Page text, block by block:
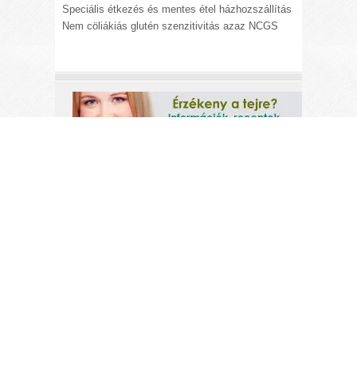
Speciális étkezés és mentes étel házhozszállítás
Nem cöliákiás glutén szenzitivitás azaz NCGS